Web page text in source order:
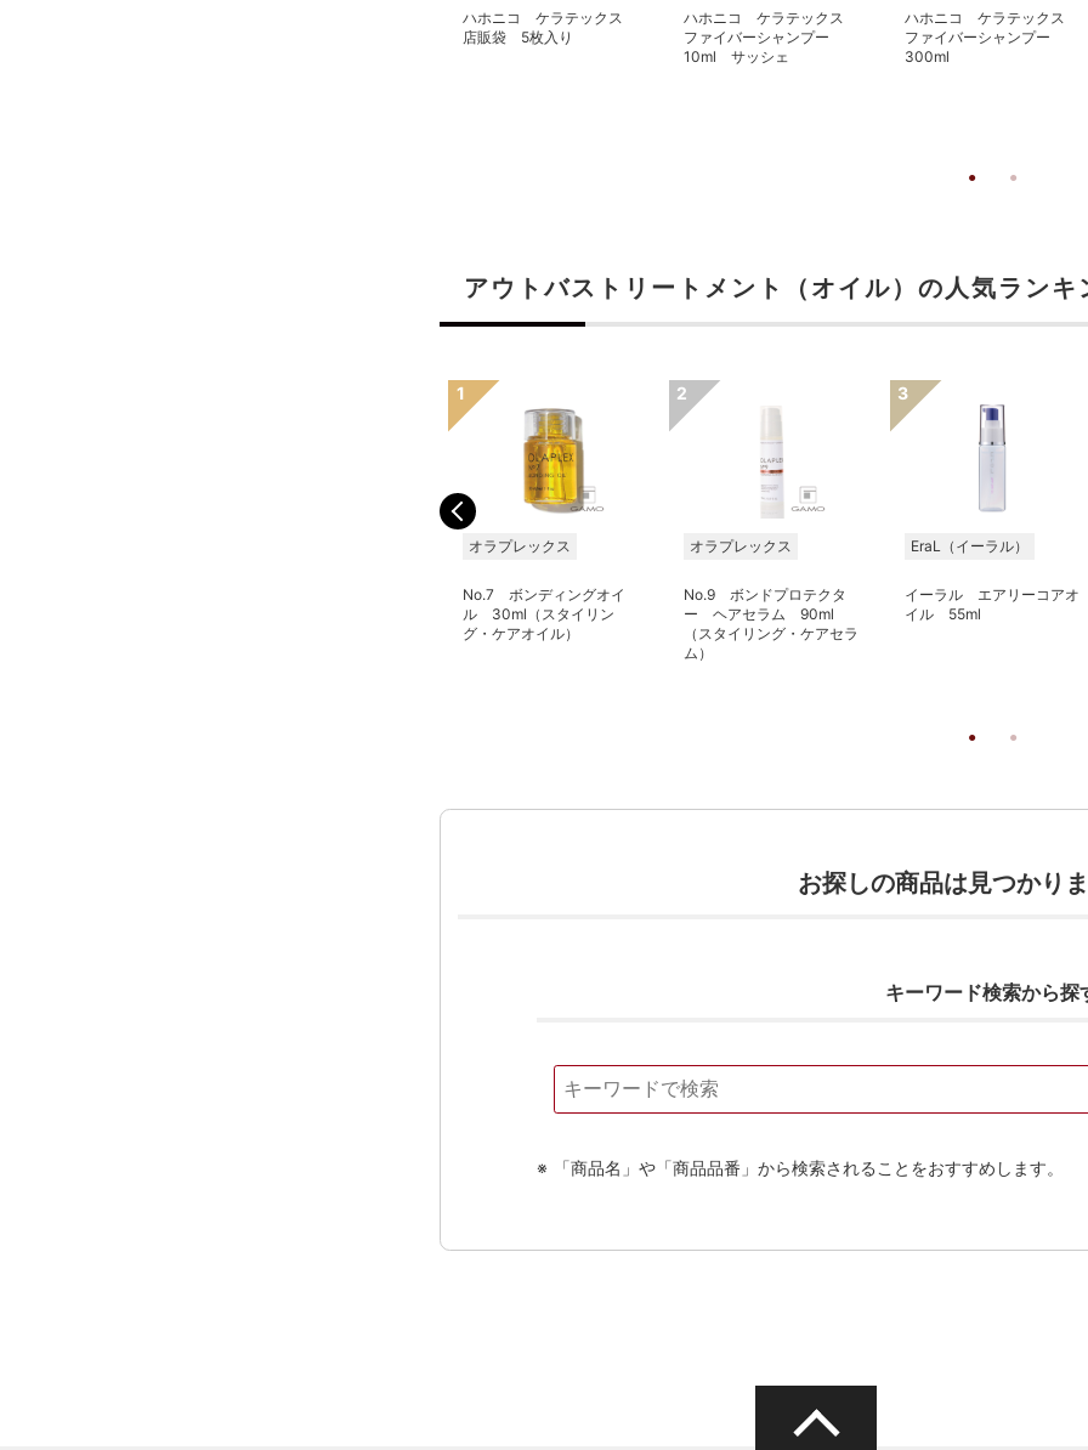
ハホニコ ケラテックス
店販袋 5枚入り
ハホニコ ケラテックス
ファイバーシャンプー
10ml サッシェ
ハホニコ ケラテックス
ファイバーシャンプー
300ml
アウトバストリートメント（オイル）の人気ランキ
オラプレックス
No.7 ボンディングオイ
ル 30ml（スタイリン
グ・ケアオイル）
オラプレックス
No.9 ボンドプロテクタ
ー ヘアセラム 90ml
（スタイリング・ケアセラ
ム）
EraL（イーラル）
イーラル エアリーコアオ
イル 55ml
お探しの商品は見つかり
キーワード検索から探
「商品名」や「商品品番」から検索されることをおすすめします。